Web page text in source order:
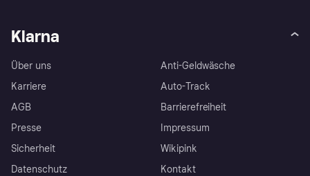
Klarna
Über uns
Karriere
AGB
Presse
Sicherheit
Datenschutz
Anti-Geldwäsche
Auto-Track
Barrierefreiheit
Impressum
Wikipink
Kontakt